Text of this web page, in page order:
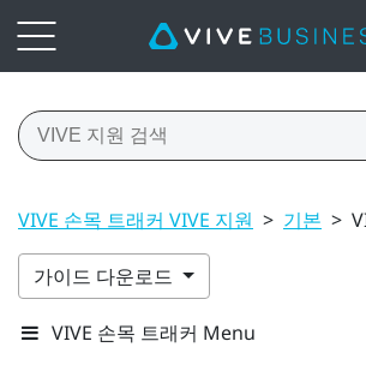
VIVE 손목 트래커 VIVE 지원 > 기본 >
가이드 다운로드
VIVE 손목 트래커 Menu